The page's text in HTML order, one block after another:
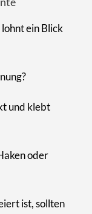
ein Blick
und klebt
oder
ist, sollten